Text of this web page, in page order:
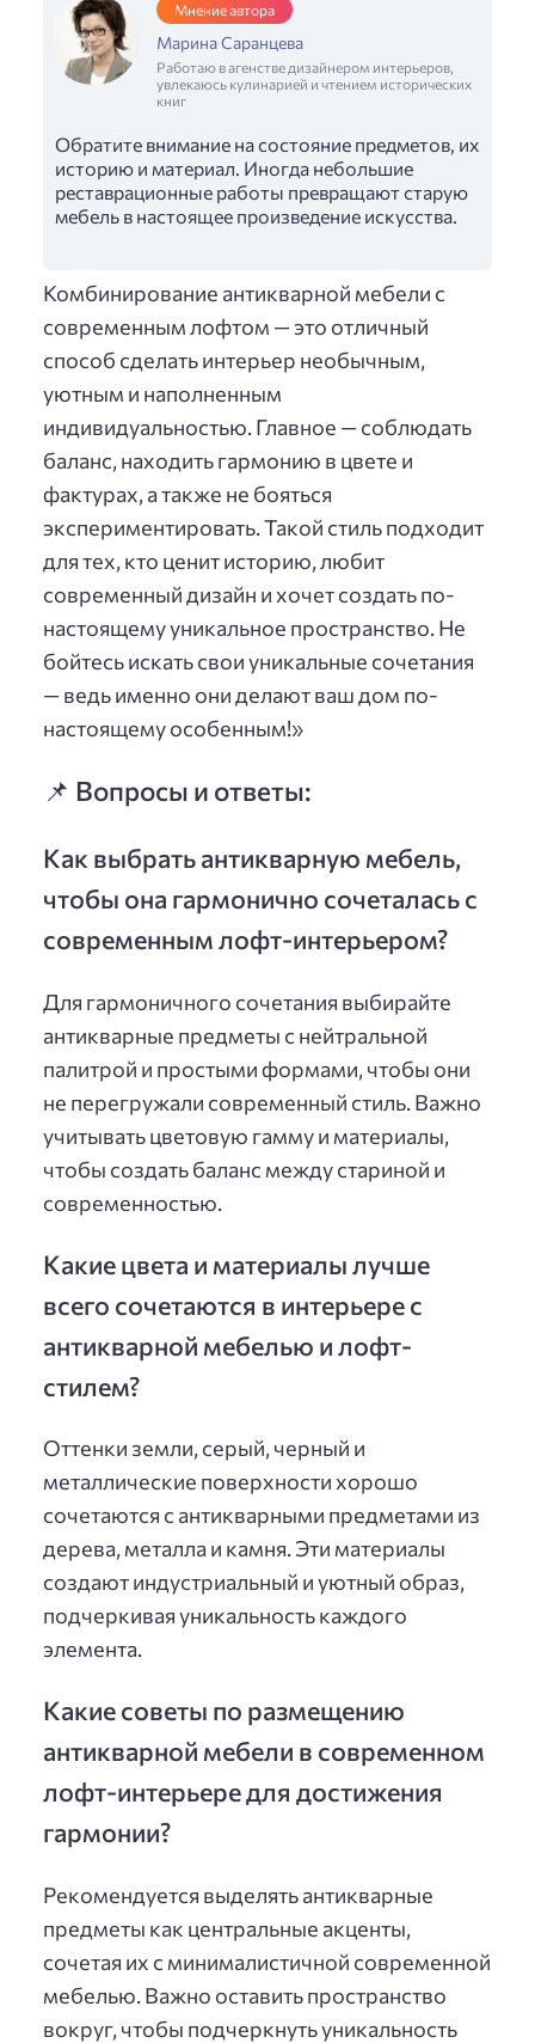
Мнение автора
Марина Саранцева
Работаю в агенстве дизайнером интерьеров,
увлекаюсь кулинарией и чтением исторических
книг
Обратите внимание на состояние предметов, их
историю и материал. Иногда небольшие
реставрационные работы превращают старую
мебель в настоящее произведение искусства.
Комбинирование антикварной мебели с
современным лофтом — это отличный
способ сделать интерьер необычным,
уютным и наполненным
индивидуальностью. Главное — соблюдать
баланс, находить гармонию в цвете и
фактурах, а также не бояться
экспериментировать. Такой стиль подходит
для тех, кто ценит историю, любит
современный дизайн и хочет создать по-
настоящему уникальное пространство. Не
бойтесь искать свои уникальные сочетания
— ведь именно они делают ваш дом по-
настоящему особенным!»
📌 Вопросы и ответы:
Как выбрать антикварную мебель,
чтобы она гармонично сочеталась с
современным лофт-интерьером?
Для гармоничного сочетания выбирайте
антикварные предметы с нейтральной
палитрой и простыми формами, чтобы они
не перегружали современный стиль. Важно
учитывать цветовую гамму и материалы,
чтобы создать баланс между стариной и
современностью.
Какие цвета и материалы лучше
всего сочетаются в интерьере с
антикварной мебелью и лофт-
стилем?
Оттенки земли, серый, черный и
металлические поверхности хорошо
сочетаются с антикварными предметами из
дерева, металла и камня. Эти материалы
создают индустриальный и уютный образ,
подчеркивая уникальность каждого
элемента.
Какие советы по размещению
антикварной мебели в современном
лофт-интерьере для достижения
гармонии?
Рекомендуется выделять антикварные
предметы как центральные акценты,
сочетая их с минималистичной современной
мебелью. Важно оставить пространство
вокруг, чтобы подчеркнуть уникальность